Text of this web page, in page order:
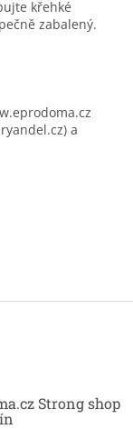
křehké
zabalený.
a
Strong shop